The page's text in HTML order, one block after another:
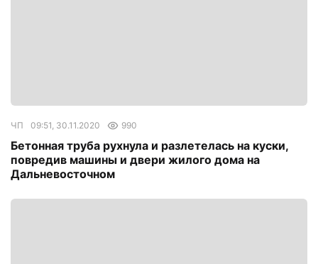
ЧП 09:51, 30.11.2020 990
Бетонная труба рухнула и разлетелась на куски,
повредив машины и двери жилого дома на
Дальневосточном